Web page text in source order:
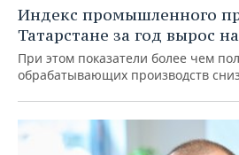
Индекс промышленного
Татарстане за год вырос
При этом показатели более чем
обрабатывающих производств